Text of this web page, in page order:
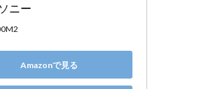
ニー
Amazonで見る